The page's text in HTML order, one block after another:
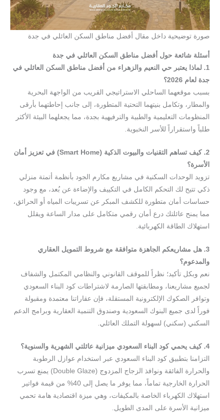
صورة توضيحية داخل مقال أفضل مناطق السكن العائلي في جدة
أسئلة شائعة حول أفضل مناطق السكن العائلي في جدة
1.
لماذا يعتبر حي النعيم والزهراء من أفضل مناطق السكن العائلي في
جدة لعام 2026؟
بسبب موقعهما الساحلي الاستراتيجي القريب من الواجهة البحرية
والمطار، وتكامل بنيتهما التحتية المتطورة، إلى جانب إحاطتهما بأرقى
المنظومات التعليمية والطبية والترفيهية بجدة، مما يجعلهما البيئة الأكثر
طلباً واستقراراً للأسر النخبوية.
2. كيف تساهم التقنيات والبيوت الذكية (
Smart Home
)في تعزيز
أمان
الأسرة؟
تزويد الوحدات السكنية في مشاريع مكارم الجود بأنظمة أتمتة منزلي
ذكي تتيح لك التحكم الكامل في التكييف والإضاءة عن بُعد، مع وجود
حساسات أمان متطورة للكشف المبكر عن تسريبات المياه أو الحرائق،
مما يمنح عائلتك درع أمان رقمي متكامل على مدار الساعة ويقلل
استهلاك الطاقة الكهربائية.
3. هل مشاريعكم الجاهزة متوافقة مع شروط التمويل العقاري
والمدعوم؟
نعم وبكل تأكيد؛ نظراً للموقف القانوني والنظامي المكتمل والشفاف
لجميع مشاريعنا، ومطابقتها الصارمة لاشتراطات كود البناء السعودي
وتوافر الصكوك الإلكترونية المستقلة، فإن عقاراتنا معتمدة ومقبولة
فوراً لدى جميع البنوك السعودية وصندوق التنمية العقارية وبرامج الدعم
السكني (سكني) لسهولة التملك العائلي.
4. كيف يحمي كود البناء السعودي ميزانية عائلتي الشهرية والسنوية؟
التزامنا بتطبيق كود البناء السعودي عبر استخدام عوازل الرطوبة
والحرارة الفائقة ونوافذ الزجاج المزدوج (Double Glaze) يمنع تسرب
الحرارة الخارجية تماماً، مما يوفر ما يصل إلى 40% من قيمة فواتير
استهلاك الكهرباء الخاصة بالمكيفات، وهي ميزة اقتصادية هامة تحمي
ميزانية الأسرة على المدى الطويل.